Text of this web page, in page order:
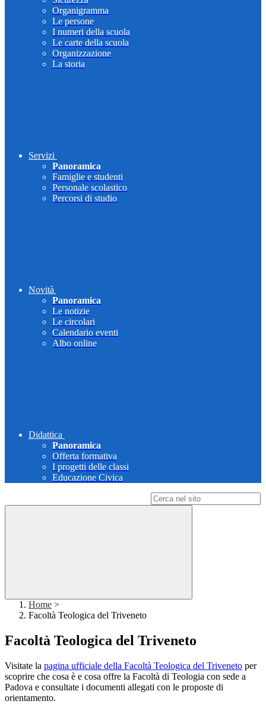
Organigramma
Le persone
I numeri della scuola
Le carte della scuola
Organizzazione
La storia
Servizi
Panoramica
Famiglie e studenti
Personale scolastico
Percorsi di studio
Novità
Panoramica
Le notizie
Le circolari
Calendario eventi
Albo online
Didattica
Panoramica
Offerta formativa
I progetti delle classi
Educazione Civica
Home >
Facoltà Teologica del Triveneto
Facoltà Teologica del Triveneto
Visitate la pagina ufficiale della Facoltà Teologica del Triveneto per
scoprire che cosa è e cosa offre la Facoltà di Teologia con sede a
Padova e consultate i documenti allegati con le proposte di
orientamento.